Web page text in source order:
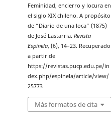
Feminidad, encierro y locura en
el siglo XIX chileno. A propósito
de “Diario de una loca” (1875)
de José Lastarria. Revista
Espinela, (6), 14–23. Recuperado
a partir de
https://revistas.pucp.edu.pe/in
dex.php/espinela/article/view/
25773
Más formatos de cita